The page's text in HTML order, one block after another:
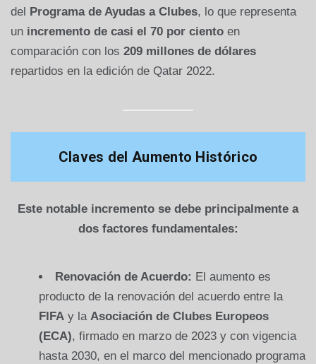
del
Programa de Ayudas a Clubes, lo que representa
un incremento de casi el 70 por ciento en
comparación con los 209 millones de dólares
repartidos en la edición de Qatar 2022.
Claves del Aumento Histórico
Este notable incremento se debe principalmente a
dos factores fundamentales:
Renovación de Acuerdo: El aumento es
producto de la renovación del acuerdo entre la
FIFA y la Asociación de Clubes Europeos
(ECA), firmado en marzo de 2023 y con vigencia
hasta 2030, en el marco del mencionado programa